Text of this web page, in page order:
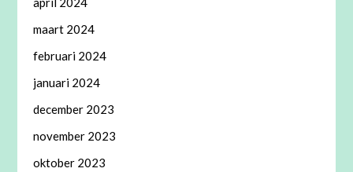
maart 2024
februari 2024
januari 2024
december 2023
november 2023
oktober 2023